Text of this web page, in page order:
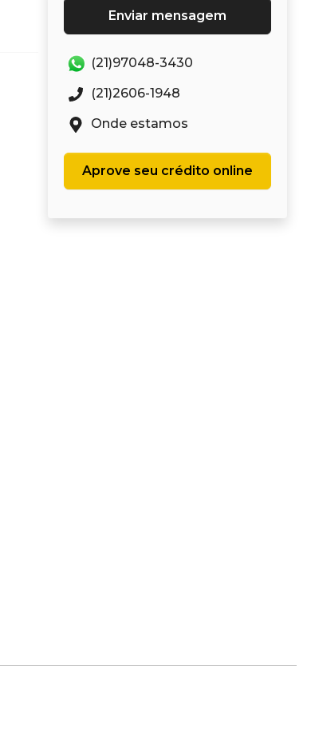
Enviar mensagem
(21)97048-3430
(21)2606-1948
Onde estamos
Aprove seu crédito online